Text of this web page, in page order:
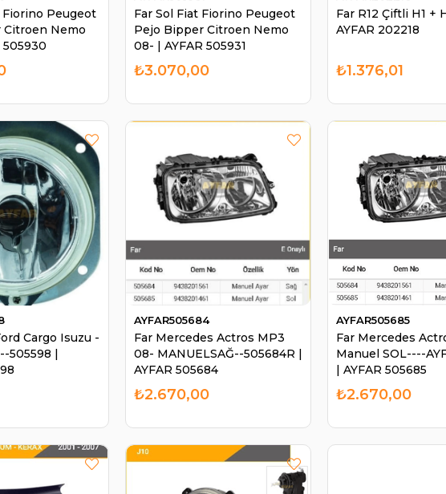
Fiorino Peugeot
Nemo
505930
Far Sol Fiat Fiorino Peugeot
Pejo Bipper Citroen Nemo
08- | AYFAR 505931
₺3.070,00
Far R12 Çiftli H1 +
AYFAR 202218
₺1.376,01
Cargo Isuzu -
|
Far Mercedes Actros MP3
08- MANUELSAĞ--505684R |
AYFAR 505684
AYFAR505684
₺2.670,00
Far Mercedes
Manuel SOL----
| AYFAR 505685
AYFAR505685
₺2.670,00